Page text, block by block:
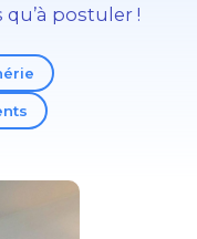
postuler !